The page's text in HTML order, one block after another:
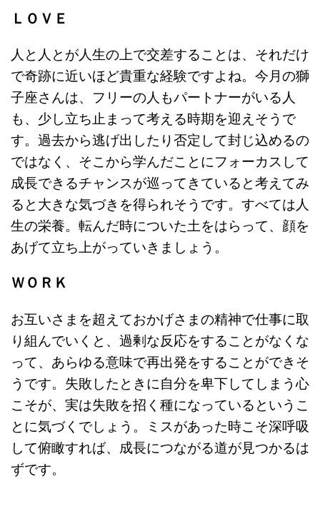
ＬＯＶＥ
人と人とが人生の上で交差することは、それだけ
で奇跡に近いほど貴重な経験ですよね。今月の獅
子座さんは、フリーの人もパートナーがいる人
も、少し立ち止まって考える時期を迎えそうで
す。過去から逃げ出したり否定して封じ込めるの
ではなく、そこから学んだことにフォーカスして
成長できるチャンスが巡ってきていると考えてみ
ると大きな気づきを得られそうです。すべては人
生の栄養。転んだ時についた土をはらって、顔を
あげて立ち上がっていきましょう。
ＷＯＲＫ
お互いさまを超えておかげさまの精神で仕事に取
り組んでいくと、過剰な反応をすることがなくな
って、あらゆる意味で再出発をすることができそ
うです。失敗したときに自分を卑下してしまう心
こそが、実は失敗を招く種になっているというこ
とに気づくでしょう。ミスがあった時こそ深呼吸
して俯瞰すれば、成長につながる道が見つかるは
ずです。